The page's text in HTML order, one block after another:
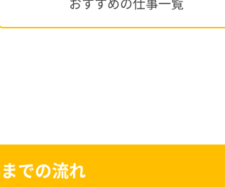
での流れ
円〜15,606円